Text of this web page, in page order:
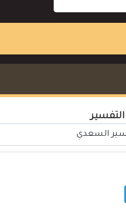
التفسير